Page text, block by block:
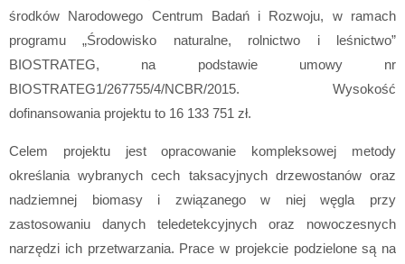
środków Narodowego Centrum Badań i Rozwoju, w ramach
programu „Środowisko naturalne, rolnictwo i leśnictwo”
BIOSTRATEG, na podstawie umowy nr
BIOSTRATEG1/267755/4/NCBR/2015. Wysokość
dofinansowania projektu to 16 133 751 zł.
Celem projektu jest opracowanie kompleksowej metody
określania wybranych cech taksacyjnych drzewostanów oraz
nadziemnej biomasy i związanego w niej węgla przy
zastosowaniu danych teledetekcyjnych oraz nowoczesnych
narzędzi ich przetwarzania. Prace w projekcie podzielone są na